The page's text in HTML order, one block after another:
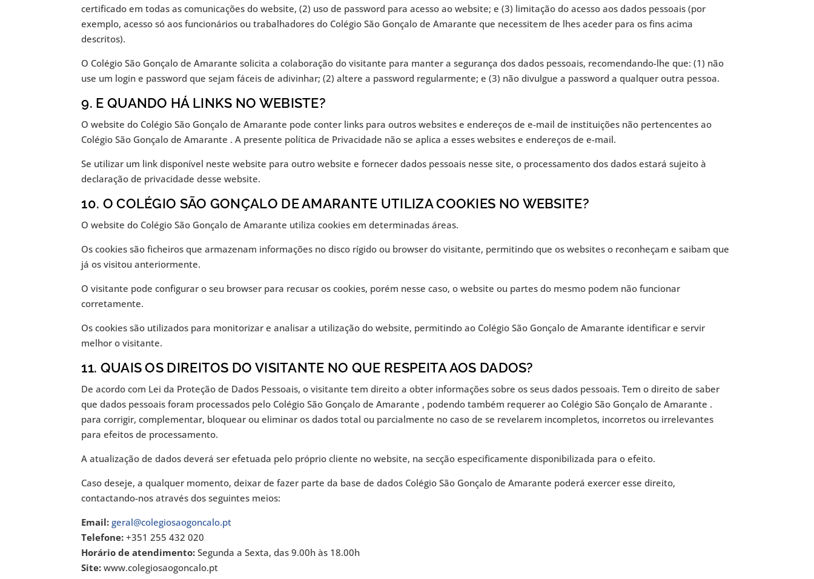
certificado em todas as comunicações do website, (2) uso de password para acesso ao website; e (3) limitação do acesso aos dados pessoais (por
exemplo, acesso só aos funcionários ou trabalhadores do Colégio São Gonçalo de Amarante que necessitem de lhes aceder para os fins acima
descritos).
O Colégio São Gonçalo de Amarante solicita a colaboração do visitante para manter a segurança dos dados pessoais, recomendando-lhe que: (1) não
use um login e password que sejam fáceis de adivinhar; (2) altere a password regularmente; e (3) não divulgue a password a qualquer outra pessoa.
9. E QUANDO HÁ LINKS NO WEBISTE?
O website do Colégio São Gonçalo de Amarante pode conter links para outros websites e endereços de e-mail de instituições não pertencentes ao
Colégio São Gonçalo de Amarante . A presente política de Privacidade não se aplica a esses websites e endereços de e-mail.
Se utilizar um link disponível neste website para outro website e fornecer dados pessoais nesse site, o processamento dos dados estará sujeito à
declaração de privacidade desse website.
10. O COLÉGIO SÃO GONÇALO DE AMARANTE UTILIZA COOKIES NO WEBSITE?
O website do Colégio São Gonçalo de Amarante utiliza cookies em determinadas áreas.
Os cookies são ficheiros que armazenam informações no disco rígido ou browser do visitante, permitindo que os websites o reconheçam e saibam que
já os visitou anteriormente.
O visitante pode configurar o seu browser para recusar os cookies, porém nesse caso, o website ou partes do mesmo podem não funcionar
corretamente.
Os cookies são utilizados para monitorizar e analisar a utilização do website, permitindo ao Colégio São Gonçalo de Amarante identificar e servir
melhor o visitante.
11. QUAIS OS DIREITOS DO VISITANTE NO QUE RESPEITA AOS DADOS?
De acordo com Lei da Proteção de Dados Pessoais, o visitante tem direito a obter informações sobre os seus dados pessoais. Tem o direito de saber
que dados pessoais foram processados pelo Colégio São Gonçalo de Amarante , podendo também requerer ao Colégio São Gonçalo de Amarante .
para corrigir, complementar, bloquear ou eliminar os dados total ou parcialmente no caso de se revelarem incompletos, incorretos ou irrelevantes
para efeitos de processamento.
A atualização de dados deverá ser efetuada pelo próprio cliente no website, na secção especificamente disponibilizada para o efeito.
Caso deseje, a qualquer momento, deixar de fazer parte da base de dados Colégio São Gonçalo de Amarante poderá exercer esse direito,
contactando-nos através dos seguintes meios:
Email: geral@colegiosaogoncalo.pt
Telefone: +351 255 432 020
Horário de atendimento: Segunda a Sexta, das 9.00h às 18.00h
Site: www.colegiosaogoncalo.pt